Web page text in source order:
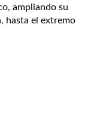
ampliando su
hasta el extremo